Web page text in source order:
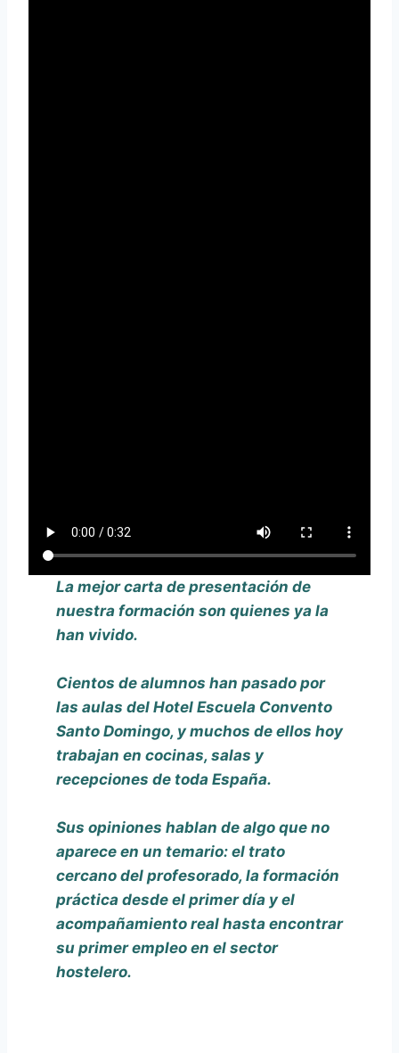
La mejor carta de presentación de
nuestra formación son quienes ya la
han vivido.
Cientos de alumnos han pasado por
las aulas del Hotel Escuela Convento
Santo Domingo, y muchos de ellos hoy
trabajan en cocinas, salas y
recepciones de toda España.
Sus opiniones hablan de algo que no
aparece en un temario: el trato
cercano del profesorado, la formación
práctica desde el primer día y el
acompañamiento real hasta encontrar
su primer empleo en el sector
hostelero.